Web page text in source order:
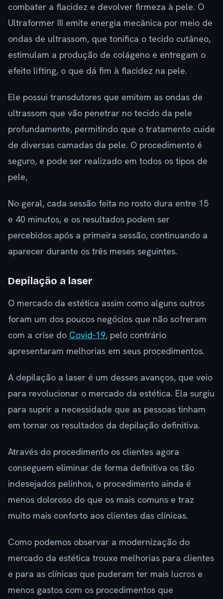
combater a flacidez e devolver firmeza à pele. O
Ultraformer III emite energia mecânica por meio de
ondas de ultrassom, que tonifica o tecido cutâneo,
estimulam a produção de colágeno e entregam o
efeito lifting, o que dá fim à flacidez na pele.
Ele possui transdutores que emitem as ondas de
ultrassom que vão penetrar no tecido da pele
profundamente, permitindo que o tratamento cuide
de diversas camadas da pele. O procedimento é
seguro, e pode ser realizado em todos os tipos de
pele,
No geral, cada sessão feita no rosto dura entre 15
e 40 minutos, e os resultados podem ser
percebidos após a primeira sessão, continuando a
aparecer durante os três meses seguintes.
Depilação a laser
O mercado da estética assim como alguns outros
foram um dos poucos negócios que não sofreram
com a crise do Covid-19, pelo contrário
apresentaram melhorias em seus procedimentos.
A depilação a laser é um desses avanços, que veio
para revolucionar o mercado da estética. Ela surgiu
para suprir a necessidade que as pessoas tinham
em tornar os resultados da depilação definitiva.
Através do procedimento os clientes agora
conseguem eliminar de forma definitiva os tão
indesejados pelinhos, o procedimento ainda é
menos doloroso do que os mais comuns e traz
muito mais conforto aos clientes das clínicas.
Como podemos observar a modernização do
mercado da estética trouxe melhorias para clientes
e para as clínicas que puderam ter mais lucros e
menos gastos com os procedimentos que